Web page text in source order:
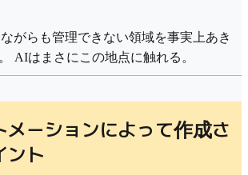
がらも管理できない領域を事実上あき
AIはまさにこの地点に触れる。
メーションによって作成さ
ント